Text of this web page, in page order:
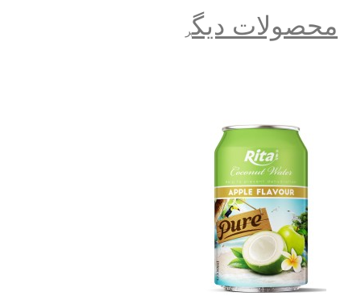
محصولات دیگر